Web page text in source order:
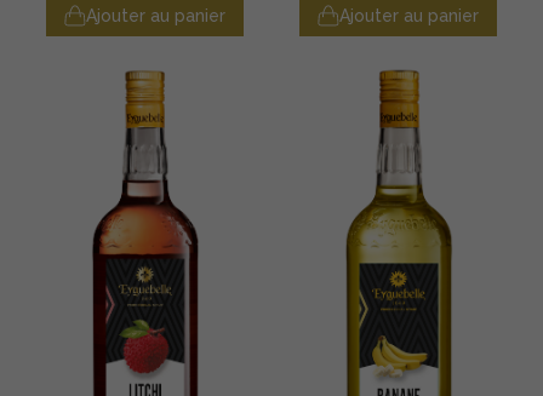
Ajouter au panier Ajouter au panier